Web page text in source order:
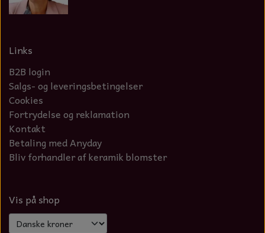
Links
B2B login
Salgs- og leveringsbetingelser
Cookies
Fortrydelse og reklamation
Kontakt
Betaling med Anyday
Bliv forhandler af keramik blomster
Vis på shop